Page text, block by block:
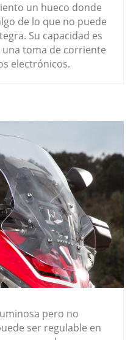
un hueco donde
de lo que no puede
Su capacidad es
toma de corriente
electrónicos.
pero no
ser regulable en